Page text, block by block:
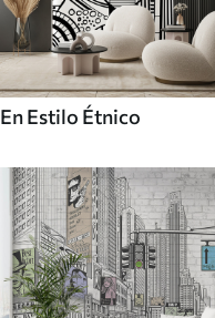
En Estilo Étnico